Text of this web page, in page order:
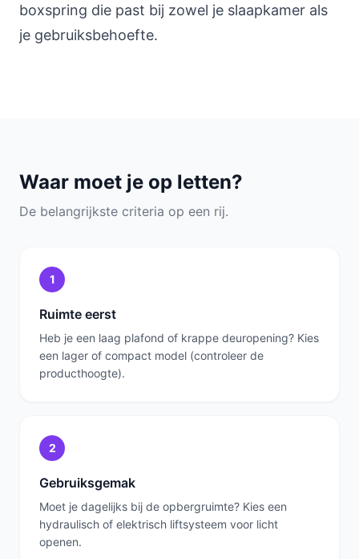
boxspring die past bij zowel je slaapkamer als
je gebruiksbehoefte.
Waar moet je op letten?
De belangrijkste criteria op een rij.
1
Ruimte eerst
Heb je een laag plafond of krappe deuropening? Kies
een lager of compact model (controleer de
producthoogte).
2
Gebruiksgemak
Moet je dagelijks bij de opbergruimte? Kies een
hydraulisch of elektrisch liftsysteem voor licht
openen.